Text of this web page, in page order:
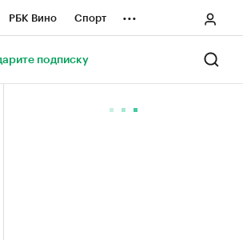
РБК Вино Спорт ...
подписку